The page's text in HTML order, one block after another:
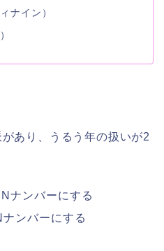
ナイン）
あり、うるう年の扱いが2
ナンバーにする
ンバーにする